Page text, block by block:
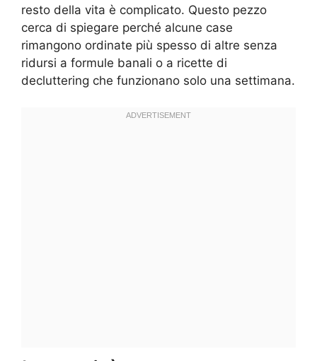
resto della vita è complicato. Questo pezzo
cerca di spiegare perché alcune case
rimangono ordinate più spesso di altre senza
ridursi a formule banali o a ricette di
decluttering che funzionano solo una settimana.